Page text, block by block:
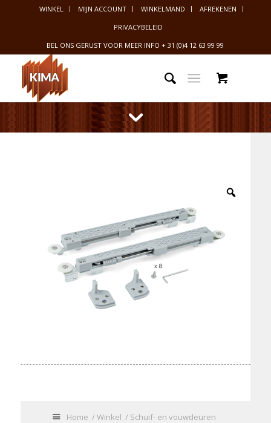
WINKEL MIJN ACCOUNT WINKELMAND
AFREKENEN
PRIVACYBELEID
BEL ONS GERUST VOOR MEER INFO+ 31 (0)4 12 63 99 99
UHome /Winkel / Schuif- en vouwdeuren